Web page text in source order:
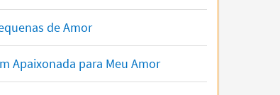
de Amor
Apaixonada para Meu Amor